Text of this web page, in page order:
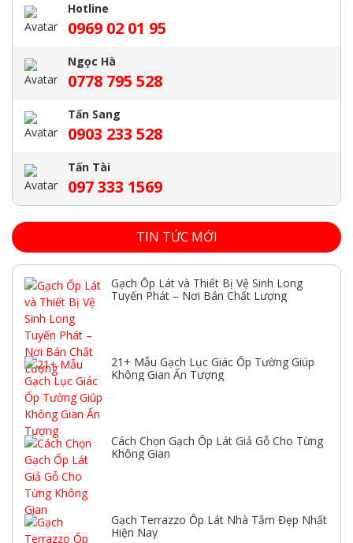
Hotline
0969 02 01 95
Ngọc Hà
0778 795 528
Tấn Sang
0903 233 528
Tấn Tài
097 333 1569
TIN TỨC MỚI
Gạch Ốp Lát và Thiết Bị Vệ Sinh Long
Tuyến Phát – Nơi Bán Chất Lượng
21+ Mẫu Gạch Lục Giác Ốp Tường Giúp
Không Gian Ấn Tượng
Cách Chọn Gạch Ốp Lát Giả Gỗ Cho Từng
Không Gian
Gạch Terrazzo Ốp Lát Nhà Tắm Đẹp Nhất
Hiện Nay